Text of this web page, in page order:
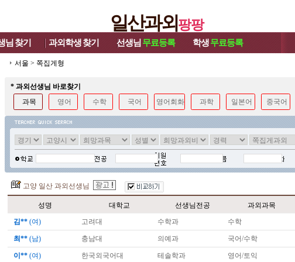
일산과외팡팡
님 찾기 과외학생찾기 선생님 무료등록 학생무료등록
서울 > 쪽집게형
* 과외선생님 바로찾기
과목
영어 수학 국어 영어회화 과학 일본어 중국어
고양 일산 과외선생님
성명 대학교 선생님전공 과외과목
김** (여) 고려대 수학과 수학
최** (남) 충남대 의예과 국어/수학
이** (여) 한국외국어대 테솔학과 영어/토익